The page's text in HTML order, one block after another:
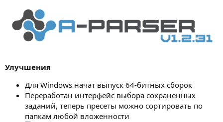
Улучшения
Для Windows начат выпуск 64-битных сборок
Переработан интерфейс выбора сохраненных
заданий, теперь пресеты можно сортировать по
папкам любой вложенности